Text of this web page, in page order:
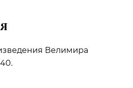
Велимира